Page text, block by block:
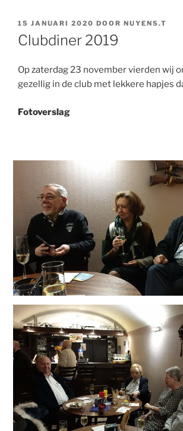
GEPLAATST
OP
15 JANUARI 2020 DOOR NUYENS.T
Clubdiner 2019
Op zaterdag 23 november vierden wij
gezellig in de club met lekkere hapjes
Fotoverslag